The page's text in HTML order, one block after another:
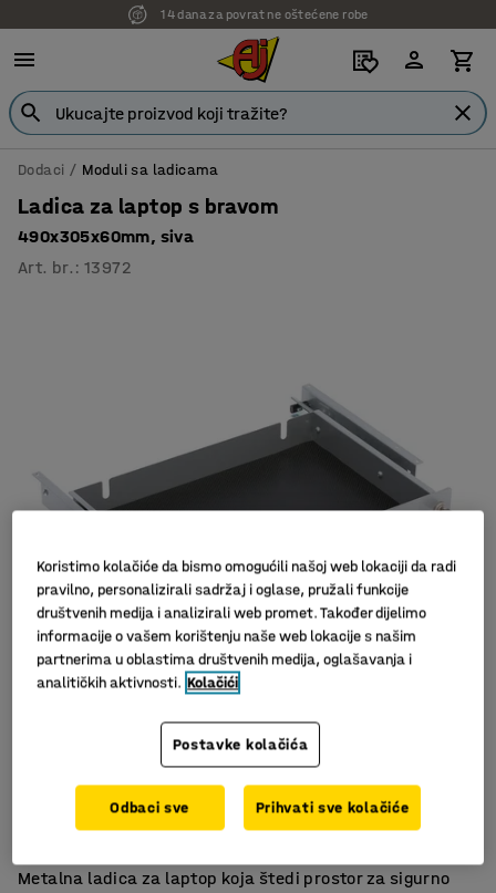
14 dana za povrat ne oštećene robe
Dodaci Moduli sa ladicama
Ladica za laptop s bravom
490x305x60mm, siva
Art. br. :13972
Sigurno spremanje laptopa
Ugrađena brava
Za montažu ispod ploče stola
Metalna ladica za laptop koja štedi prostor za sigurno
Koristimo kolačiće da bismo omogućili našoj web lokaciji da radi
pravilno, personalizirali sadržaj i oglase, pružali funkcije
društvenih medija i analizirali web promet. Također dijelimo
informacije o vašem korištenju naše web lokacije s našim
partnerima u oblastima društvenih medija, oglašavanja i
analitičkih aktivnosti. Kolačići
Postavke kolačića
Odbaci sve Prihvati sve kolačiće